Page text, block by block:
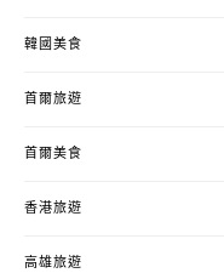
韓國美食
首爾旅遊
首爾美食
香港旅遊
高雄旅遊